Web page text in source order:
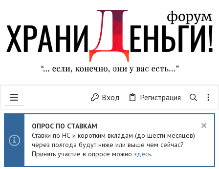
Вход Регистрация
ОПРОС ПО СТАВКАМ
Ставки по НС и коротким вкладам (до шести месяцев)
через полгода будут ниже или выше чем сейчас?
Принять участие в опросе можно здесь.